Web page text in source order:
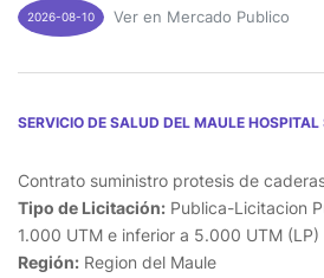
2026-08-10 Ver en Mercado Publico
SERVICIO DE SALUD DEL MAULE
Contrato suministro protesis de
Tipo de Licitación: Publica-Licitacion
1.000 UTM e inferior a 5.000 UTM (LP)
Región: Region del Maule